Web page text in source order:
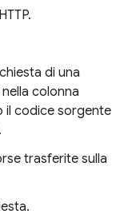
di una
colonna
il codice sorgente
trasferite sulla